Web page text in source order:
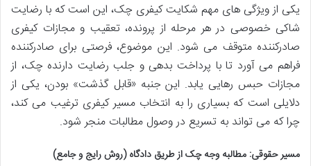
یکی از ویژگی های مهم شکایت کیفری چک، این است که با رضایت
شاکی خصوصی در هر مرحله از پرونده، تعقیب و مجازات کیفری
صادرکننده متوقف می شود. این موضوع، فرصتی برای صادرکننده
فراهم می آورد تا با پرداخت بدهی و جلب رضایت دارنده چک، از
مجازات حبس رهایی یابد. این جنبه «قابل گذشت» بودن، یکی از
دلایلی است که بسیاری را به انتخاب مسیر کیفری ترغیب می کند،
چرا که می تواند به تسریع در وصول مطالبات منجر شود.
مسیر حقوقی: مطالبه وجه چک از طریق دادگاه (روش رایج و جامع)